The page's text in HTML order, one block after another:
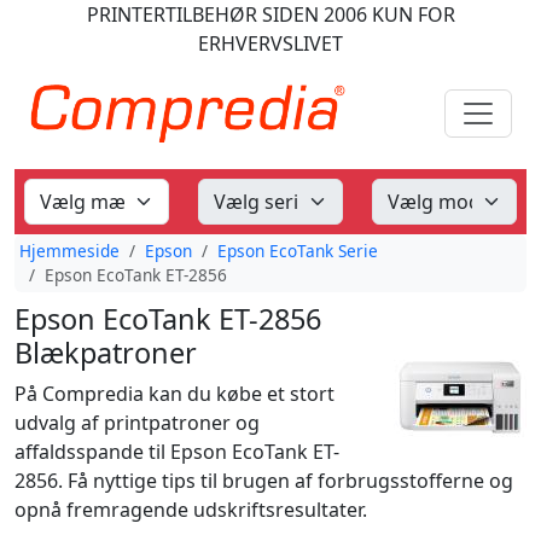
PRINTERTILBEHØRSIDEN 2006KUN FOR
ERHVERVSLIVET
Hjemmeside Epson
Epson EcoTank Serie
Epson EcoTank ET-2856
Epson EcoTank ET-2856
Blækpatroner
På Compredia kan du købe et stort
udvalg af printpatroner og
affaldsspande til Epson EcoTank ET-
2856. Få nyttige tips til brugen af forbrugsstofferne og
opnå fremragende udskriftsresultater.